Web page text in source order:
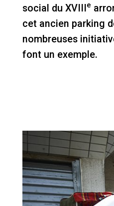
social du XVIII
e
cet ancien parking
nombreuses
font un exemple.